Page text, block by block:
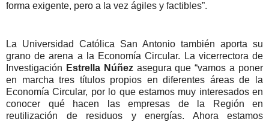
forma exigente, pero a la vez ágiles y factibles”.
La Universidad Católica San Antonio también aporta su
grano de arena a la Economía Circular. La vicerrectora de
Investigación Estrella Núñezasegura que “vamos a poner
en marcha tres títulos propios en diferentes áreas de la
Economía Circular, por lo que estamos muy interesados en
conocer qué hacen las empresas de la Región en
reutilización de residuos y energías. Ahora estamos